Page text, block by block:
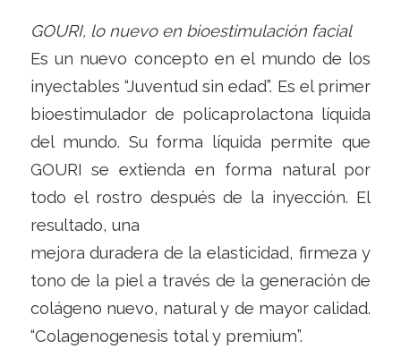
GOURI, lo nuevo en bioestimulación facial
Es un nuevo concepto en el mundo de los
inyectables “Juventud sin edad”. Es el primer
bioestimulador de policaprolactona líquida
del mundo. Su forma líquida permite que
GOURI se extienda en forma natural por
todo el rostro después de la inyección. El
resultado, una
mejora duradera de la elasticidad, firmeza y
tono de la piel a través de la generación de
colágeno nuevo, natural y de mayor calidad.
“Colagenogenesis total y premium”.